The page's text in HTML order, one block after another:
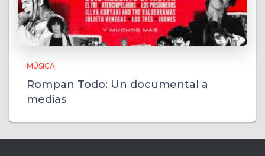
MÚSICA
Rompan Todo: Un documental a
medias